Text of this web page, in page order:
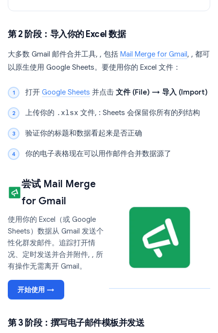
第 2 阶段：导入你的 Excel 数据
大多数 Gmail 邮件合并工具, , 包括 Mail Merge for Gmail , , 都可
以原生使用 Google Sheets。要使用你的 Excel 文件：
打开 Google Sheets 并点击 文件 (File) → 导入 (Import)
上传你的 .xlsx 文件, : Sheets 会保留你所有的列结构
验证你的标题和数据看起来是否正确
你的电子表格现在可以用作邮件合并数据源了
尝试 Mail Merge
for Gmail
使用你的 Excel（或 Google
Sheets）数据从 Gmail 发送个
性化群发邮件。追踪打开情
况、定时发送并合并附件, , 所
有操作无需离开 Gmail。
开始使用 →
第 3 阶段：撰写电子邮件模板并发送